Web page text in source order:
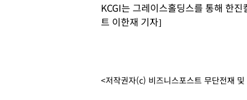
KCGI는 그레이스홀딩스를 통해 한
트 이한재 기자]
<저작권자(c) 비즈니스포스트 무단전재